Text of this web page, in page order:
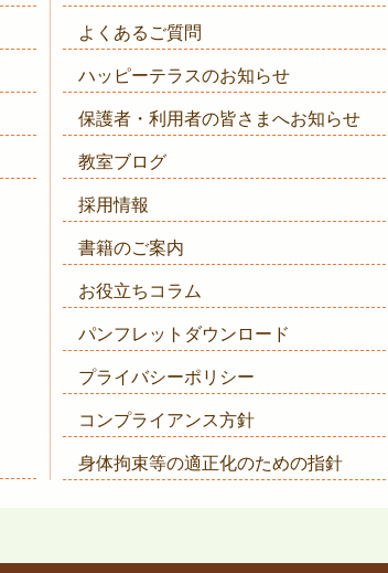
よくあるご質問
ハッピーテラスのお知らせ
保護者・利用者の皆さまへお知らせ
教室ブログ
採用情報
書籍のご案内
お役立ちコラム
パンフレットダウンロード
プライバシーポリシー
コンプライアンス方針
身体拘束等の適正化のための指針